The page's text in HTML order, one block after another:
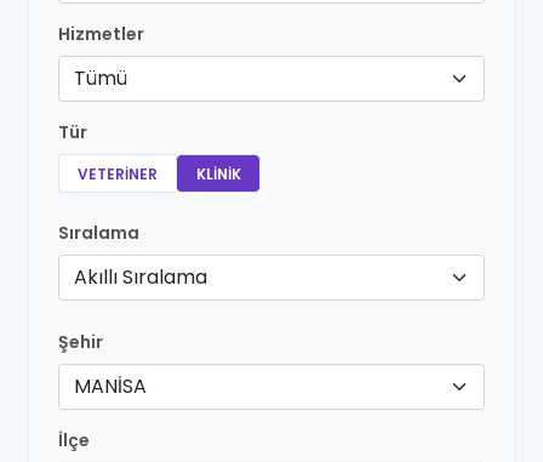
Hizmetler
Tümü
Tür
VETERINER KLINIK
Sıralama
Akıllı Sıralama
Şehir
MANİSA
İlçe